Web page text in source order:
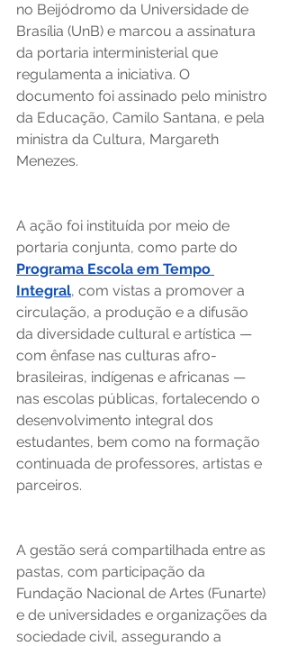
no Beijódromo da Universidade de
Brasília (UnB) e marcou a assinatura
da portaria interministerial que
regulamenta a iniciativa. O
documento foi assinado pelo ministro
da Educação, Camilo Santana, e pela
ministra da Cultura, Margareth
Menezes.
A ação foi instituída por meio de
portaria conjunta, como parte do
Programa Escola em Tempo
Integral, com vistas a promover a
circulação, a produção e a difusão
da diversidade cultural e artística —
com ênfase nas culturas afro-
brasileiras, indígenas e africanas —
nas escolas públicas, fortalecendo o
desenvolvimento integral dos
estudantes, bem como na formação
continuada de professores, artistas e
parceiros.
A gestão será compartilhada entre as
pastas, com participação da
Fundação Nacional de Artes (Funarte)
e de universidades e organizações da
sociedade civil, assegurando a